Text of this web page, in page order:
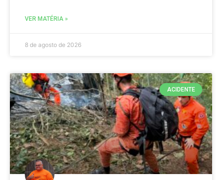
VER MATÉRIA »
8 de agosto de 2026
ACIDENTE